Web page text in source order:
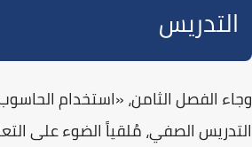
التدريس
وجاء الفصل الثامن،«استخدام
التدريس الصفي، مُلقياً الضوء على